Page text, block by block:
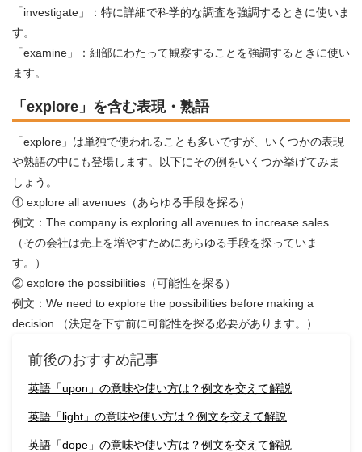
「investigate」：特に詳細で科学的な調査を強調するときに使いま
す。
「examine」：細部にわたって観察することを強調するときに使い
ます。
「explore」を含む表現・熟語
「explore」は単独で使われることも多いですが、いくつかの表現
や熟語の中にも登場します。以下にその例をいくつか挙げてみま
しょう。
① explore all avenues（あらゆる手段を探る）
例文：The company is exploring all avenues to increase sales.
（その会社は売上を増やすためにあらゆる手段を探っていま
す。）
② explore the possibilities（可能性を探る）
例文：We need to explore the possibilities before making a
decision.（決定を下す前に可能性を探る必要があります。）
前後のおすすめ記事
英語「upon」の意味や使い方は？例文を交えて解説
英語「light」の意味や使い方は？例文を交えて解説
英語「dope」の意味や使い方は？例文を交えて解説